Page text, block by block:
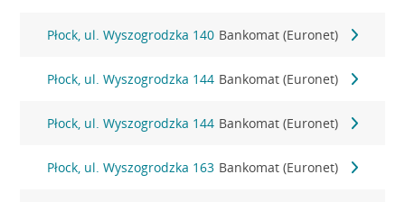
Płock, ul. Wyszogrodzka 140 Bankomat (Euronet)
Płock, ul. Wyszogrodzka 144 Bankomat (Euronet)
Płock, ul. Wyszogrodzka 144 Bankomat (Euronet)
Płock, ul. Wyszogrodzka 163 Bankomat (Euronet)